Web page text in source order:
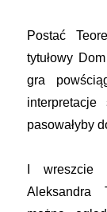
Postać
tytułowy
gra
pasowałyby
I wreszcie
Aleksandra